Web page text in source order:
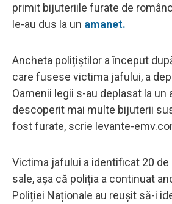
primit bijuteriile furate de
le-au dus la un amanet.
Ancheta polițiștilor a început
care fusese victima jafului, a
Oamenii legii s-au deplasat la un
descoperit mai multe bijuterii
fost furate, scrie levante-
Victima jafului a identificat 20
sale, așa că poliția a continuat
Poliției Naționale au reușit să-i